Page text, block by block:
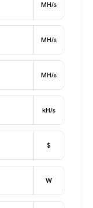
MH/s
MH/s
MH/s
kH/s
$
W